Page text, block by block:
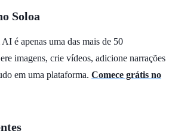
Soloa
é apenas uma das mais de 50
imagens, crie vídeos, adicione narrações
em uma plataforma. Comece grátis no